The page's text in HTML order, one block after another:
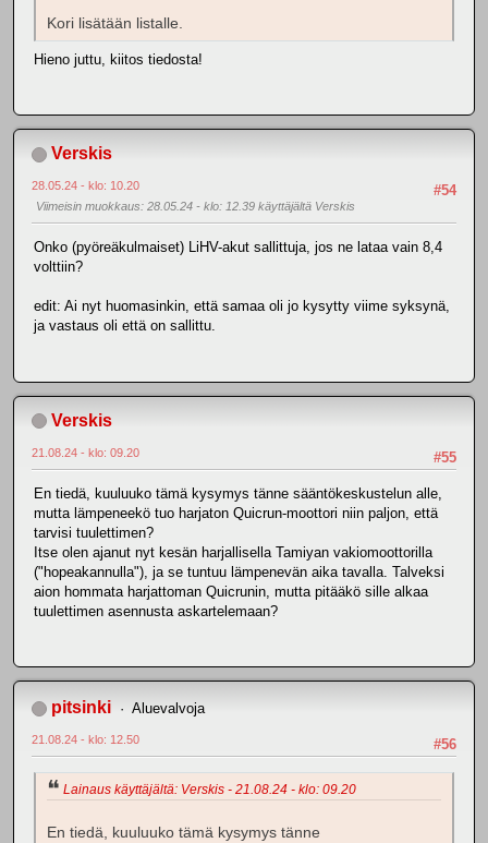
Kori lisätään listalle.
Hieno juttu, kiitos tiedosta!
Verskis
#54
28.05.24 - klo: 10.20
Viimeisin muokkaus: 28.05.24 - klo: 12.39 käyttäjältä Verskis
Onko (pyöreäkulmaiset) LiHV-akut sallittuja, jos ne lataa vain 8,4
volttiin?
edit: Ai nyt huomasinkin, että samaa oli jo kysytty viime syksynä,
ja vastaus oli että on sallittu.
Verskis
#55
21.08.24 - klo: 09.20
En tiedä, kuuluuko tämä kysymys tänne sääntökeskustelun alle,
mutta lämpeneekö tuo harjaton Quicrun-moottori niin paljon, että
tarvisi tuulettimen?
Itse olen ajanut nyt kesän harjallisella Tamiyan vakiomoottorilla
("hopeakannulla"), ja se tuntuu lämpenevän aika tavalla. Talveksi
aion hommata harjattoman Quicrunin, mutta pitääkö sille alkaa
tuulettimen asennusta askartelemaan?
pitsinki Aluevalvoja
#56
21.08.24 - klo: 12.50
Lainaus käyttäjältä: Verskis - 21.08.24 - klo: 09.20
En tiedä, kuuluuko tämä kysymys tänne